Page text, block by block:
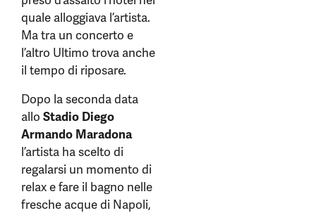
quale alloggiava l’artista.
Ma tra un concerto e
l’altro Ultimo trova anche
il tempo di riposare.
Dopo la seconda data
allo Stadio Diego
Armando Maradona
l’artista ha scelto di
regalarsi un momento di
relax e fare il bagno nelle
fresche acque di Napoli,